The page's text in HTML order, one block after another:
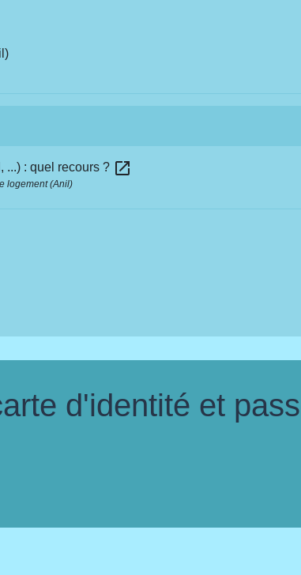
...) : quel recours ? open_in_new
logement (Anil)
d'identité et